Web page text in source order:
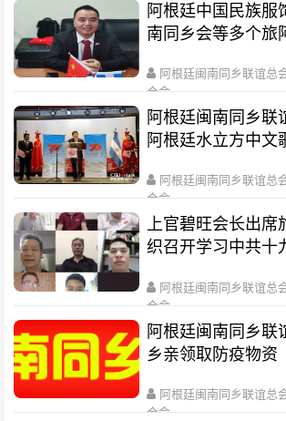
阿根廷中国民族服
南同乡会等多个旅
阿根廷闽南同乡联谊总
合会
阿根廷闽南同乡联
阿根廷水立方中文
阿根廷闽南同乡联谊总
合会
上官碧旺会长出席
织召开学习中共十
阿根廷闽南同乡联谊总
合会
阿根廷闽南同乡联
乡亲领取防疫物资
阿根廷闽南同乡联谊总
合会